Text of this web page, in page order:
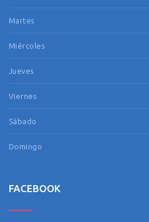
Martes
Miércoles
Jueves
Viernes
Sábado
Domingo
FACEBOOK